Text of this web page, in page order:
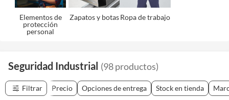
Elementos de
protección
personal
Zapatos y botas Ropa de trabajo
Seguridad Industrial (98productos)
Filtrar Precio Opciones de entrega Stock en tienda